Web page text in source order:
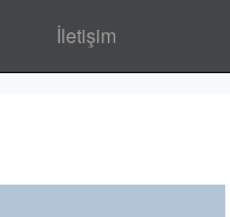
İletişim